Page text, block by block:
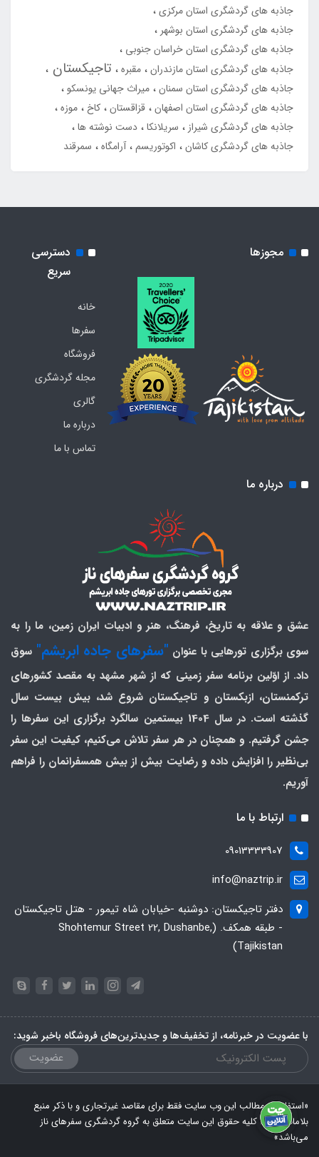
جاذبه های گردشگری استان مرکزی
جاذبه های گردشگری استان بوشهر
جاذبه های گردشگری استان خراسان جنوبی
جاذبه های گردشگری استان مازندران مقبره تاجیکستان
جاذبه های گردشگری استان سمنان میراث جهانی یونسکو
جاذبه های گردشگری استان اصفهان قزاقستان کاخ موزه
جاذبه های گردشگری شیراز
سریلانکا دست نوشته ها
جاذبه های گردشگری کاشان
اکوتوریسم آرامگاه سمرقند
مجوزها
دسترسی
سریع
خانه
سفرها
فروشگاه
مجله گردشگری
گالری
درباره ما
تماس با ما
درباره ما
عشق و علاقه به تاریخ، فرهنگ، هنر و ادبیات ایران زمین، ما را به
سوی برگزاری تورهایی با عنوان "سفرهای جاده ابریشم" سوق
داد. از اوّلین برنامه سفر زمینی که از شهر مشهد به مقصد کشورهای
ترکمنستان، ازبکستان و تاجیکستان شروع شد، بیش بیست سال
گذشته است. در سال 1404 بیستمین سالگرد برگزاری این سفرها را
جشن گرفتیم. و همچنان در هر سفر تلاش می‌کنیم، کیفیت این سفر
بی‌نظیر را افزایش داده و رضایت بیش از بیش همسفرانمان را فراهم
آوریم.
ارتباط با ما
09013333907
info@naztrip.ir
دفتر تاجیکستان: دوشنبه -خیابان شاه تیمور - هتل تاجیکستان
- طبقه همکف. (Shohtemur Street 22, Dushanbe,
Tajikistan)
با عضویت در خبرنامه، از تخفیف‌ها و جدیدترین‌های فروشگاه باخبر شوید:
عضویت
«استفاده از مطالب این وب سایت فقط برای مقاصد غیرتجاری و با ذکر منبع
بلامانع است. کلیه حقوق این سایت متعلق به گروه گردشگری سفرهای ناز
می‌باشد»